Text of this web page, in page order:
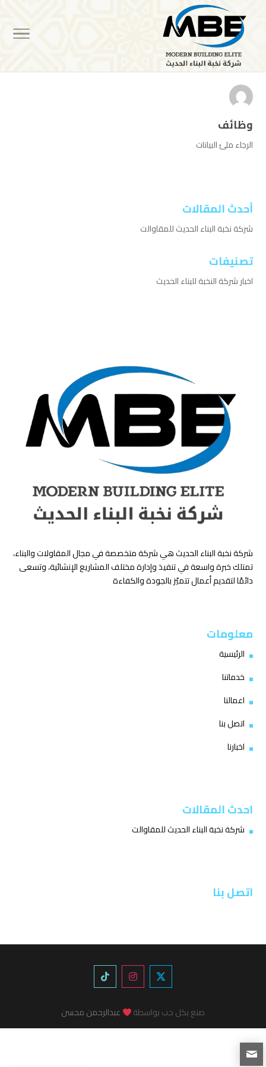
وظائف
الرجاء ملئ البيانات
أحدث المقالات
شركة نخبة البناء الحديث للمقاوالت
تصنيفات
اخبار شركة النخبة للبناء الحديث
شركة نخبة البناء الحديث هي شركة متخصصة في مجال المقاولات والبناء،
تمتلك خبرة واسعة في تنفيذ وإدارة مختلف المشاريع الإنشائية، وتسعى
دائمًا لتقديم أعمال تتميّز بالجودة والكفاءة
معلومات
الرئيسية
خدماتنا
اعمالنا
اتصل بنا
اخبارنا
احدث المقالات
شركة نخبة البناء الحديث للمقاوالت
اتصل بنا
صنع بكل حب بواسطة عبدالرحمن محسن